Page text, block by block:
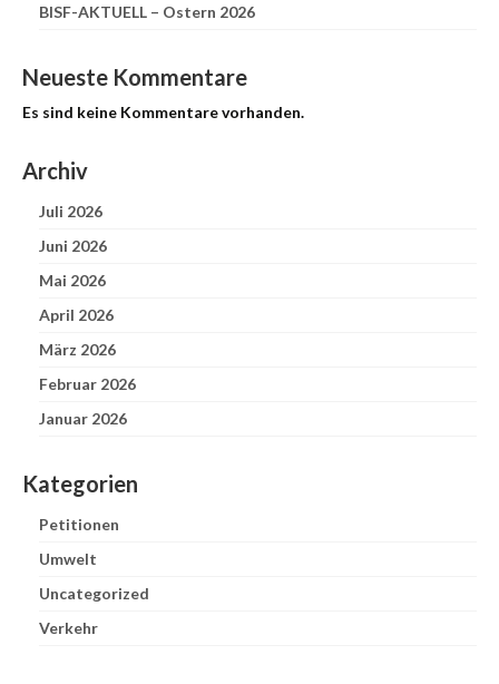
BISF-AKTUELL – Ostern 2026
Neueste Kommentare
Es sind keine Kommentare vorhanden.
Archiv
Juli 2026
Juni 2026
Mai 2026
April 2026
März 2026
Februar 2026
Januar 2026
Kategorien
Petitionen
Umwelt
Uncategorized
Verkehr